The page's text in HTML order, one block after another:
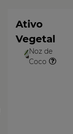
Ativo
Vegetal
O
Vegetal
Noz de
Coco